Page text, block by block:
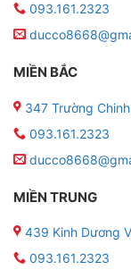
093.161.2323
MIỀN BẮC
347 Trường
093.161.2323
MIỀN TRUNG
439 Kinh Dương
093.161.2323